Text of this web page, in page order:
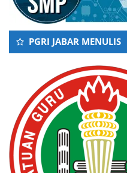
PGRI JABAR MENULIS